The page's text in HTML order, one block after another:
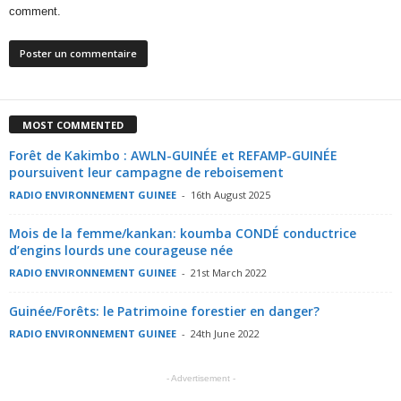
comment.
MOST COMMENTED
Forêt de Kakimbo : AWLN-GUINÉE et REFAMP-GUINÉE
poursuivent leur campagne de reboisement
RADIO ENVIRONNEMENT GUINEE - 16th August 2025
Mois de la femme/kankan: koumba CONDÉ conductrice
d’engins lourds une courageuse née
RADIO ENVIRONNEMENT GUINEE - 21st March 2022
Guinée/Forêts: le Patrimoine forestier en danger?
RADIO ENVIRONNEMENT GUINEE - 24th June 2022
- Advertisement -